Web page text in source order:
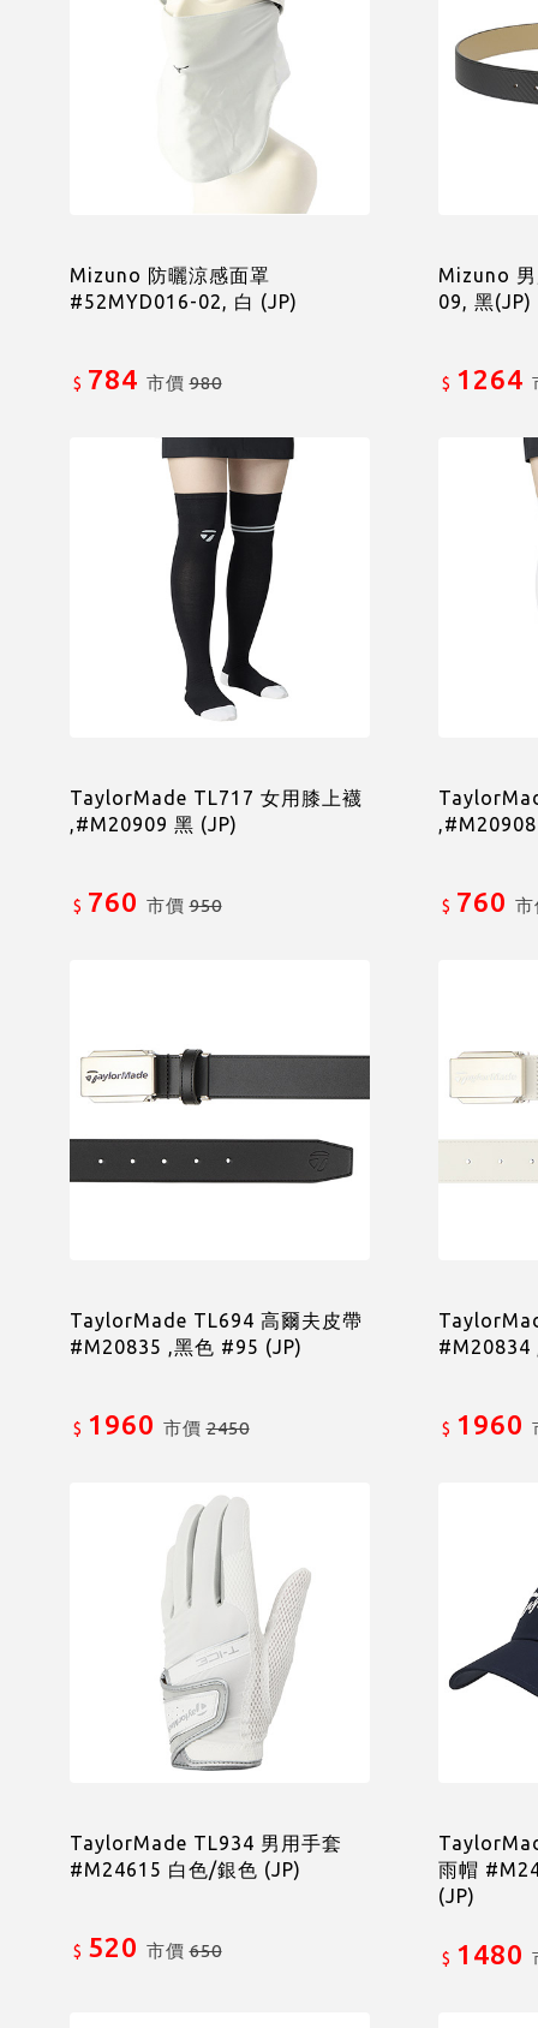
Mizuno 防曬涼感面罩
#52MYD016-02, 白 (JP)
$ 784 市價980
Mizuno
09, 黑(JP)
$ 1264
TaylorMade TL717 女用膝上襪
,#M20909 黑 (JP)
$ 760 市價950 $ 760
TaylorMade TL694 高爾夫皮帶
#M20835 ,黑色 #95 (JP)
$ 1960 市價2450
#M20834
$ 1960
TaylorMade TL934 男用手套
#M24615 白色/銀色 (JP)
$ 520 市價650
雨帽
(JP)
$ 1480